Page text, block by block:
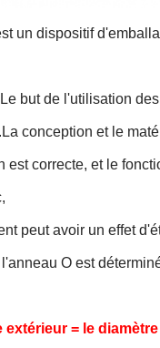
un dispositif
Le but de l'utilisation
La conception et le
est correcte, et le
peut avoir un effet
O est
extérieur = le